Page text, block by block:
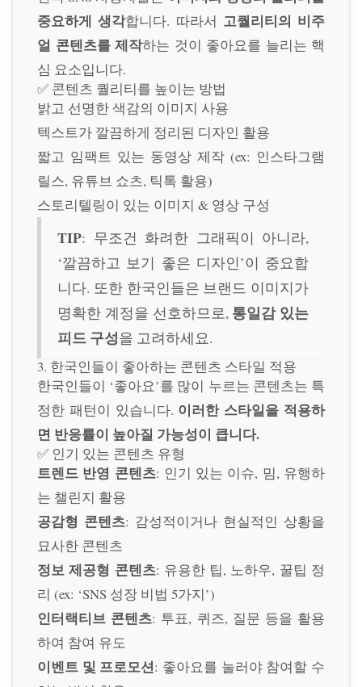
중요하게 생각합니다. 따라서 고퀄리티의 비주
얼 콘텐츠를 제작하는 것이 좋아요를 늘리는 핵
심 요소입니다.
✅ 콘텐츠 퀄리티를 높이는 방법
밝고 선명한 색감의 이미지 사용
텍스트가 깔끔하게 정리된 디자인 활용
짧고 임팩트 있는 동영상 제작 (ex: 인스타그램
릴스, 유튜브 쇼츠, 틱톡 활용)
스토리텔링이 있는 이미지 & 영상 구성
TIP: 무조건 화려한 그래픽이 아니라,
‘깔끔하고 보기 좋은 디자인’이 중요합
니다. 또한 한국인들은 브랜드 이미지가
명확한 계정을 선호하므로, 통일감 있는
피드 구성을 고려하세요.
3. 한국인들이 좋아하는 콘텐츠 스타일 적용
한국인들이 ‘좋아요’를 많이 누르는 콘텐츠는 특
정한 패턴이 있습니다. 이러한 스타일을 적용하
면 반응률이 높아질 가능성이 큽니다.
✅ 인기 있는 콘텐츠 유형
트렌드 반영 콘텐츠: 인기 있는 이슈, 밈, 유행하
는 챌린지 활용
공감형 콘텐츠: 감성적이거나 현실적인 상황을
묘사한 콘텐츠
정보 제공형 콘텐츠: 유용한 팁, 노하우, 꿀팁 정
리 (ex: ‘SNS 성장 비법 5가지’)
인터랙티브 콘텐츠: 투표, 퀴즈, 질문 등을 활용
하여 참여 유도
이벤트 및 프로모션: 좋아요를 눌러야 참여할 수